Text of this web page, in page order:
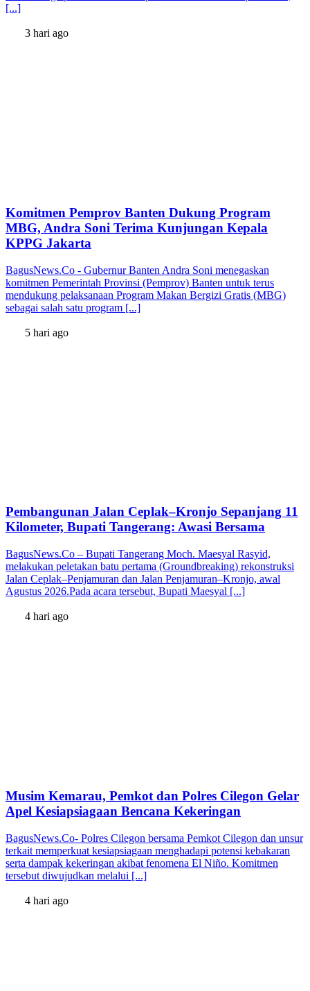
[...]
3 hari ago
Komitmen Pemprov Banten Dukung Program
MBG, Andra Soni Terima Kunjungan Kepala
KPPG Jakarta
BagusNews.Co - Gubernur Banten Andra Soni menegaskan
komitmen Pemerintah Provinsi (Pemprov) Banten untuk terus
mendukung pelaksanaan Program Makan Bergizi Gratis (MBG)
sebagai salah satu program [...]
5 hari ago
Pembangunan Jalan Ceplak–Kronjo Sepanjang 11
Kilometer, Bupati Tangerang: Awasi Bersama
BagusNews.Co – Bupati Tangerang Moch. Maesyal Rasyid,
melakukan peletakan batu pertama (Groundbreaking) rekonstruksi
Jalan Ceplak–Penjamuran dan Jalan Penjamuran–Kronjo, awal
Agustus 2026.Pada acara tersebut, Bupati Maesyal [...]
4 hari ago
Musim Kemarau, Pemkot dan Polres Cilegon Gelar
Apel Kesiapsiagaan Bencana Kekeringan
BagusNews.Co- Polres Cilegon bersama Pemkot Cilegon dan unsur
terkait memperkuat kesiapsiagaan menghadapi potensi kebakaran
serta dampak kekeringan akibat fenomena El Niño. Komitmen
tersebut diwujudkan melalui [...]
4 hari ago